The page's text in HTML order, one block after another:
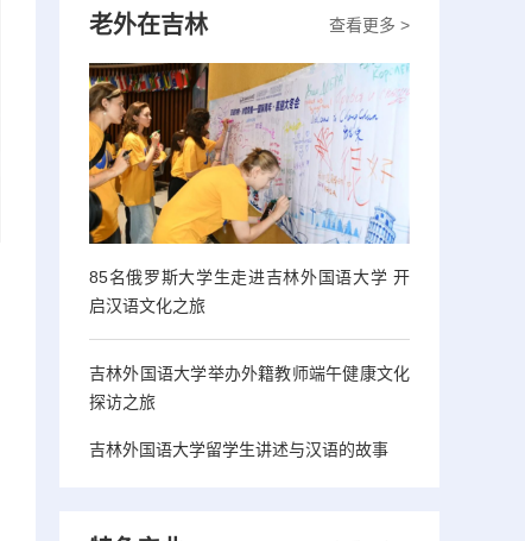
查看更多 >
老外在吉林
85名俄罗斯大学生走进吉林外国语大学 开
启汉语文化之旅
吉林外国语大学举办外籍教师端午健康文化
探访之旅
吉林外国语大学留学生讲述与汉语的故事